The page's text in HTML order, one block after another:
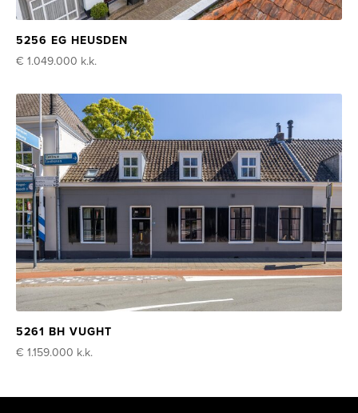
5256 EG HEUSDEN
€ 1.049.000 k.k.
5261 BH VUGHT
€ 1.159.000 k.k.